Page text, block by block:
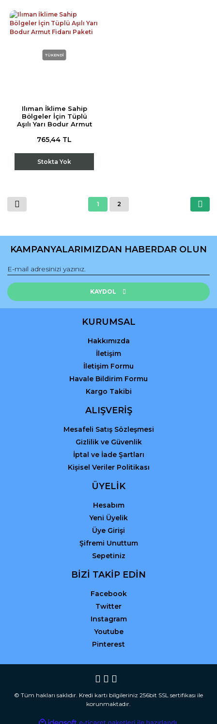
TÜKENDİ
Ilıman İklime Sahip
Bölgeler İçin Tüplü
Aşılı Yarı Bodur Armut
765,44 TL
Stokta Yok
1 2
KAMPANYALARIMIZDAN HABERDAR OLUN
KAYDOL
KURUMSAL
Hakkımızda
İletişim
İletişim Formu
Havale Bildirim Formu
Kargo Takibi
ALIŞVERİŞ
Mesafeli Satış Sözleşmesi
Gizlilik ve Güvenlik
İptal ve İade Şartları
Kişisel Veriler Politikası
ÜYELİK
Hesabım
Yeni Üyelik
Üye Girişi
Şifremi Unuttum
Sepetiniz
BİZİ TAKİP EDİN
Facebook
Twitter
Instagram
Youtube
Pinterest
© Tüm hakları saklıdır. Kredi kartı bilgileriniz 256bit SSL sertifikası ile
korunmaktadır.